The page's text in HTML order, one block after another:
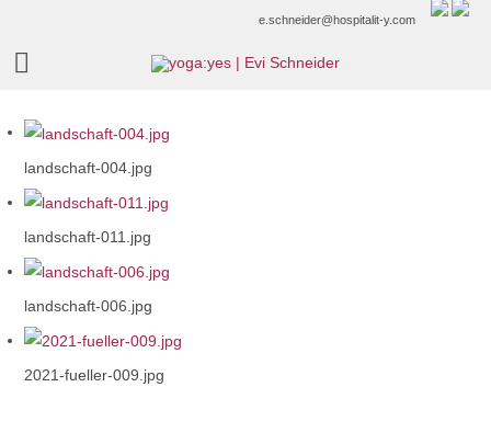
e.schneider@hospitalit-y.com
landschaft-004.jpg
landschaft-011.jpg
landschaft-006.jpg
2021-fueller-009.jpg